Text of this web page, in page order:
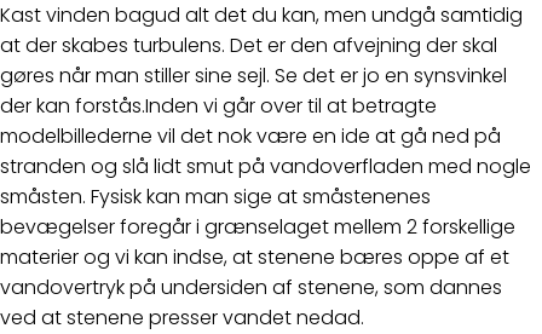
Kast vinden bagud alt det du kan, men undgå samtidig
at der skabes turbulens. Det er den afvejning der skal
gøres når man stiller sine sejl. Se det er jo en synsvinkel
der kan forstås.Inden vi går over til at betragte
modelbillederne vil det nok være en ide at gå ned på
stranden og slå lidt smut på vandoverfladen med nogle
småsten. Fysisk kan man sige at småstenenes
bevægelser foregår i grænselaget mellem 2 forskellige
materier og vi kan indse, at stenene bæres oppe af et
vandovertryk på undersiden af stenene, som dannes
ved at stenene presser vandet nedad.